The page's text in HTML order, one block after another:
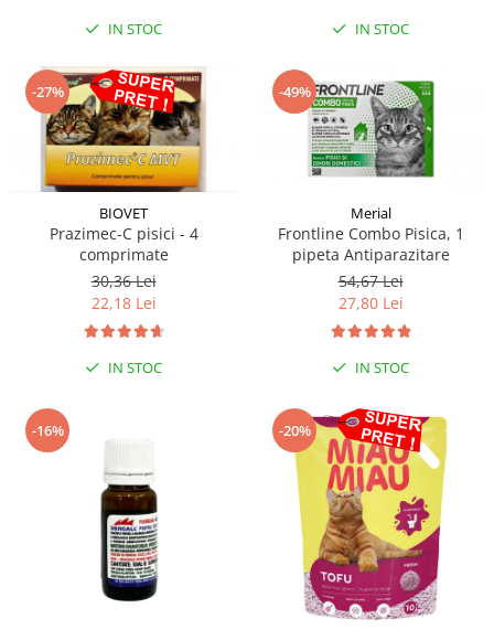
IN STOC IN STOC
-27%
BIOVET
Prazimec-C pisici - 4
comprimate
30,36 Lei
22,18 Lei
IN STOC
-49%
Merial
Frontline Combo Pisica, 1
pipeta Antiparazitare
54,67 Lei
27,80 Lei
IN STOC
-16% -20%